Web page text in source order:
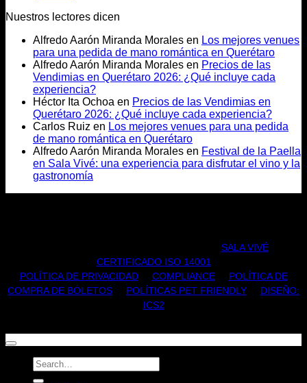
Nuestros lectores dicen
Alfredo Aarón Miranda Morales en Los mejores venues
para una pedida de mano romántica en Querétaro
Alfredo Aarón Miranda Morales en Precios de las
Vendimias en Querétaro 2026: ¿Qué incluye cada
experiencia?
Héctor Ita Ochoa en Precios de las Vendimias en
Querétaro 2026: ¿Qué incluye cada experiencia?
Carlos Ruiz en Los mejores venues para una pedida
de mano romántica en Querétaro
Alfredo Aarón Miranda Morales en Festival de la Paella
en Sala Vivé: una experiencia para disfrutar el vino y la
gastronomía
SALA VIVÉ|
CERTIFICADO ISO 14001
POLÍTICA DE PRIVACIDAD| COMPLIANCE| POLÍTICA DE
COMPRA DE BOLETOS
POLÍTICAS PET FRIENDLY
DISEÑO:
ICS2